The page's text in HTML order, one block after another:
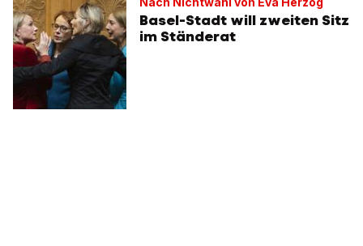
Basel-Stadt will zweiten Sitz
im Ständerat